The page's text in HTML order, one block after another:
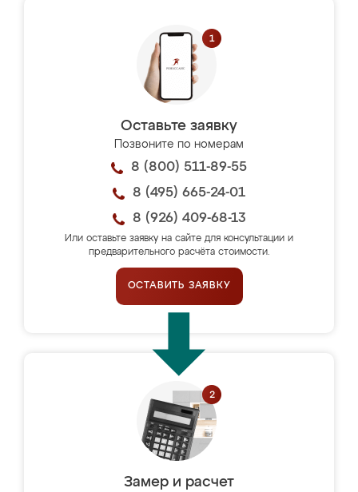
Оставьте заявку
Позвоните по номерам
8 (800) 511-89-55
8 (495) 665-24-01
8 (926) 409-68-13
Или оставьте заявку на сайте для консультации и
предварительного расчёта стоимости.
ОСТАВИТЬ ЗАЯВКУ
Замер и расчет